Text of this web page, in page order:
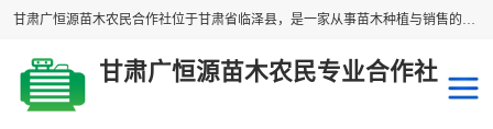
甘肃广恒源苗木农民合作社位于甘肃省临泽县，是一家从事苗木种植与销售的农民合作组织，合作社拥有苗木基地1500多亩，种植苗木品种40多个，年产各类苗木2000多万株。主营：白刺苗、红柳苗、梭梭苗等，我们以“种植一流的苗子，诚信经营”的经营理念，竭诚为每一位客户做优质的服务，欢迎来电咨询！
甘肃广恒源苗木农民专业合作社